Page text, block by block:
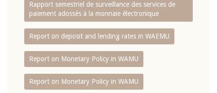
Rapport semestriel de surveillance des services de
paiement adossés à la monnaie électronique
Report on deposit and lending rates in WAEMU
Report on Monetary Policy in WAMU
Report on Monetary Policy in WAMU